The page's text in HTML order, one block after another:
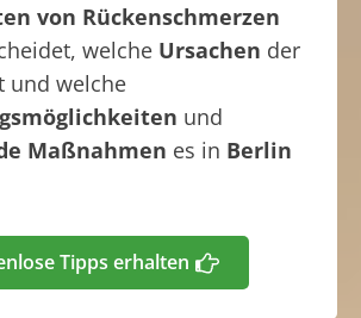
von Rückenschmerzen
welche Ursachen der
und welche
und
Maßnahmen es in Berlin
Tipps erhalten